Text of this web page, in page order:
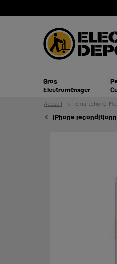
Gros
Electroménager
Accueil Smartphone,
iPhone